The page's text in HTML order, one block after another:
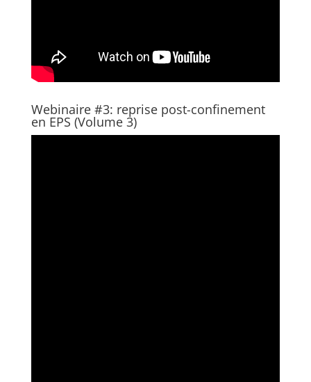
Webinaire #3: reprise post-confinement
en EPS (Volume 3)